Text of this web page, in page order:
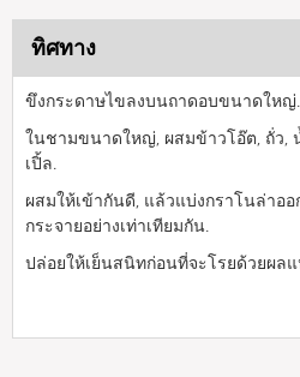
ทิศทาง
ขึงกระดาษไขลงบนถาดอบขนาดใหญ่.
ในชามขนาดใหญ่, ผสมข้าวโอ๊ต, ถั่ว,
เปิ้ล.
ผสมให้เข้ากันดี, แล้วแบ่งกราโนล่าอ
กระจายอย่างเท่าเทียมกัน.
ปล่อยให้เย็นสนิทก่อนที่จะโรยด้วยผลแ